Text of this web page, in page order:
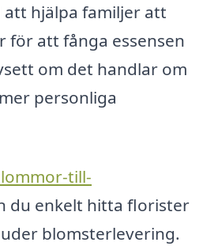
att hjälpa familjer att
för att fånga essensen
om det handlar om
personliga
till-
du enkelt hitta florister
blomsterlevering.